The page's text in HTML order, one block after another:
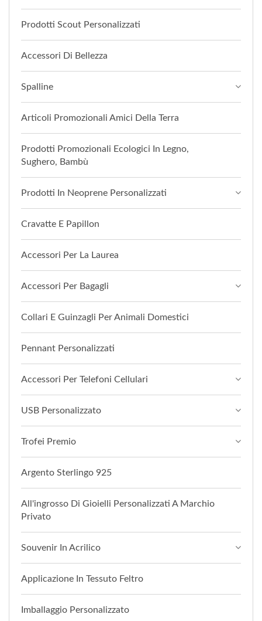
Prodotti Scout Personalizzati
Accessori Di Bellezza
Spalline
Articoli Promozionali Amici Della Terra
Prodotti Promozionali Ecologici In Legno,
Sughero, Bambù
Prodotti In Neoprene Personalizzati
Cravatte E Papillon
Accessori Per La Laurea
Accessori Per Bagagli
Collari E Guinzagli Per Animali Domestici
Pennant Personalizzati
Accessori Per Telefoni Cellulari
USB Personalizzato
Trofei Premio
Argento Sterlingo 925
All'ingrosso Di Gioielli Personalizzati A Marchio
Privato
Souvenir In Acrilico
Applicazione In Tessuto Feltro
Imballaggio Personalizzato